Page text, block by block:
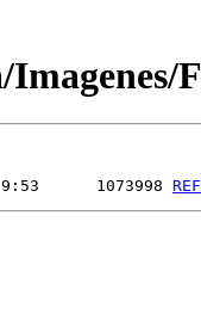
1073998